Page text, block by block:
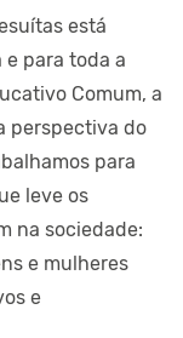
está
para toda a
Comum, a
perspectiva do
para
leve os
na sociedade:
e mulheres
e